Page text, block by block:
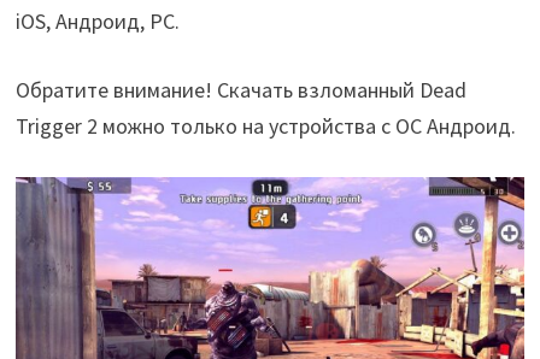
iOS, Андроид, PC.
Обратите внимание! Скачать взломанный Dead
Trigger 2 можно только на устройства с ОС Андроид.